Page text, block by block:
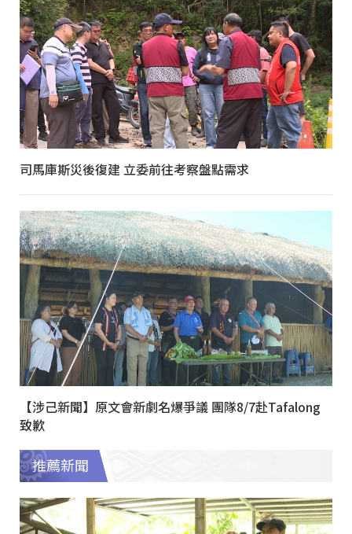
司馬庫斯災後復建 立委前往考察盤點需求
【涉己新聞】原文會新劇名爆爭議 團隊8/7赴Tafalong
致歉
推薦新聞